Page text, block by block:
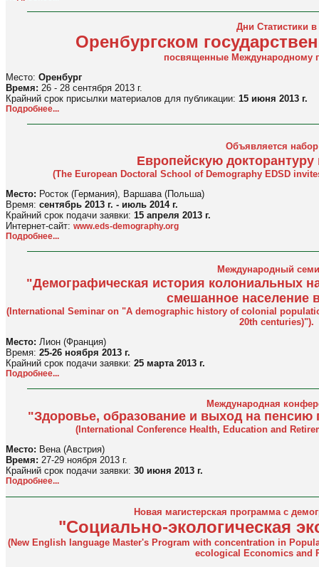
Дни Статистики в
Оренбургском
посвященные Международному
Место: Оренбург
Время: 26 - 28 сентября 2013 г.
Крайний срок присылки материалов для публикации: 15 июня 2013 г.
Подробнее...
Объявляется
Европейскую
(The European Doctoral School of Demography EDSD
Место: Росток (Германия), Варшава (Польша)
Время: сентябрь 2013 г. - июль 2014 г.
Крайний срок подачи заявки: 15 апреля 2013 г.
Интернет-сайт: www.eds-demography.org
Подробнее...
Международный
"Демографическая история колониальных
смешанное население
(International Seminar on "A demographic history of colonial
20th centuries)").
Место: Лион (Франция)
Время: 25-26 ноября 2013 г.
Крайний срок подачи заявки: 25 марта 2013 г.
Подробнее...
Международная
"Здоровье, образование и выход на пенсию
(International Conference Health, Education and
Место: Вена (Австрия)
Время: 27-29 ноября 2013 г.
Крайний срок подачи заявки: 30 июня 2013 г.
Подробнее...
Новая магистерская программа с
"Социально-экологическая
(New English language Master's Program with concentration in
ecological Economics and